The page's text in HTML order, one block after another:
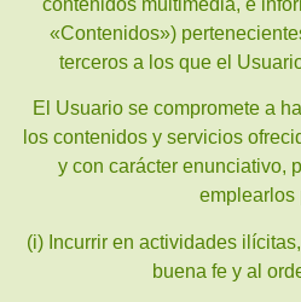
«Contenidos»)
terceros a los que el
El Usuario se compromete a
los contenidos y servicios
y con carácter enunciativo,
emplearlos
(i) Incurrir en actividades
buena fe y al